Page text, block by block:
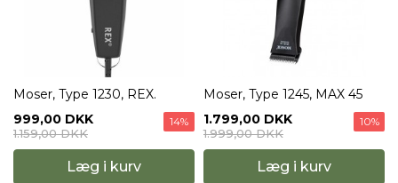
Moser, Type 1230, REX.
999,00 DKK
1.159,00 DKK
14%
Læg i kurv
Moser, Type 1245, MAX 45
1.799,00 DKK
1.999,00 DKK
10%
Læg i kurv